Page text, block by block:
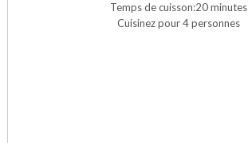
Temps de cuisson:20 minutes
Cuisinez pour 4 personnes